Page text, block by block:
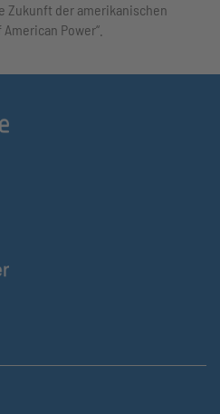
Zukunft der amerikanischen
Power“.